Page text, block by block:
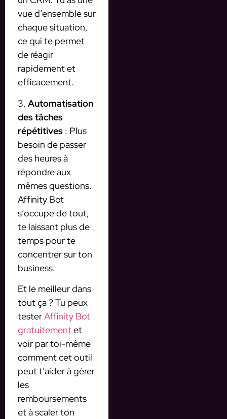
vue d’ensemble sur
chaque situation,
ce qui te permet
de réagir
rapidement et
efficacement.
3. Automatisation
des tâches
répétitives : Plus
besoin de passer
des heures à
répondre aux
mêmes questions.
Affinity Bot
s’occupe de tout,
te laissant plus de
temps pour te
concentrer sur ton
business.
Et le meilleur dans
tout ça ? Tu peux
testerAffinity Bot
gratuitementet
voir par toi-même
comment cet outil
peut t’aider à gérer
les
remboursements
et à scaler ton